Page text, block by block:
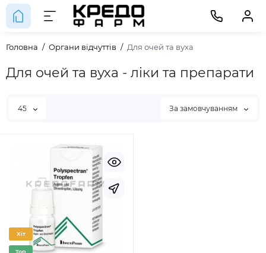
Головна Органи відчуттів Для очей та вуха
Для очей та вуха - ліки та препарати
45 За замовчуванням
Хіт
Top